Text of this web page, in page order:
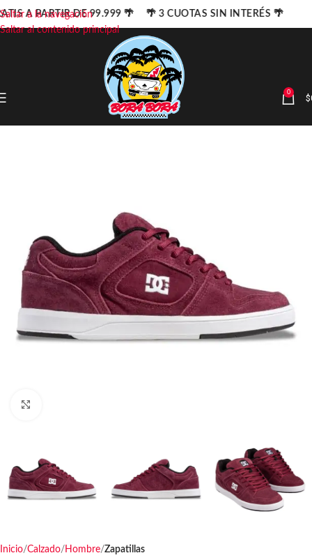
Saltar a la navegación
Saltar al contenido principal
0 $
Inicio Calzado Hombre Zapatillas
A PARTIR DE 99.999 🌴 🌴 3 CUOTAS SIN INTERÉS 🌴